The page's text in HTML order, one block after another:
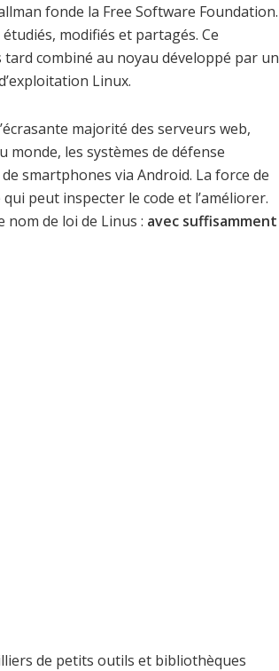
fonde la Free Software Foundation.
modifiés et partagés. Ce
combiné au noyau développé par un
Linux.
majorité des serveurs web,
les systèmes de défense
smartphones via Android. La force de
qui peut inspecter le code et l’améliorer.
nom de loi de Linus : avec suffisamment
de petits outils et bibliothèques